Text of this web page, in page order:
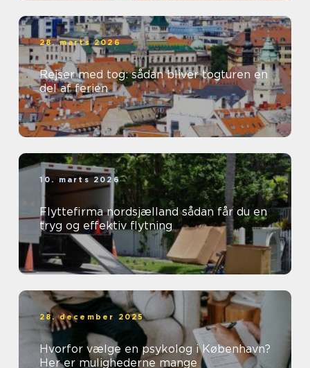
28. marts 2026
Rejser med tog: sådan bliver togturen en
del af ferien
10. marts 2026
Flyttefirma nordsjælland sådan får du en
tryg og effektiv flytning
28. december 2025
Hvorfor vælge en psykolog i København?
Her er mulighederne mange